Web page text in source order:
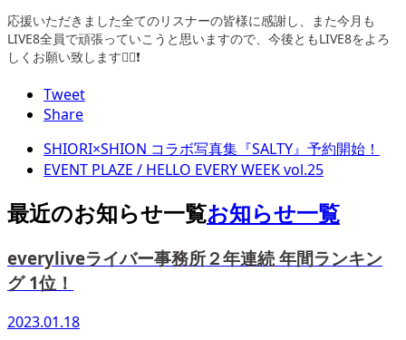
応援いただきました全てのリスナーの皆様に感謝し、また今月も
LIVE8全員で頑張っていこうと思いますので、今後ともLIVE8をよろ
しくお願い致します🙇‍♂️❗️
Tweet
Share
SHIORI×SHION コラボ写真集『SALTY』予約開始！
EVENT PLAZE / HELLO EVERY WEEK vol.25
最近のお知らせ一覧お知らせ一覧
everyliveライバー事務所２年連続 年間ランキン
グ 1位！
2023.01.18